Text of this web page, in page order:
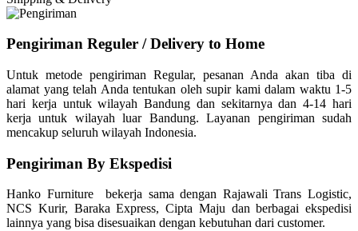
Pengiriman Reguler / Delivery to Home
Untuk metode pengiriman Regular, pesanan Anda akan tiba di
alamat yang telah Anda tentukan oleh supir kami dalam waktu 1-5
hari kerja untuk wilayah Bandung dan sekitarnya dan 4-14 hari
kerja untuk wilayah luar Bandung. Layanan pengiriman sudah
mencakup seluruh wilayah Indonesia.
Pengiriman By Ekspedisi
Hanko Furniture bekerja sama dengan Rajawali Trans Logistic,
NCS Kurir, Baraka Express, Cipta Maju dan berbagai ekspedisi
lainnya yang bisa disesuaikan dengan kebutuhan dari customer.